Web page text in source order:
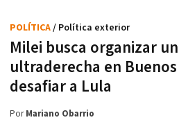
Milei busca organizar
ultraderecha en Buenos
desafiar a Lula
POLÍTICA/ Política exterior
PorMariano Obarrio